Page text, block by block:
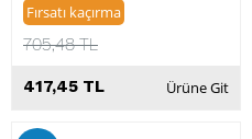
Fırsatı kaçırma
705,48 TL
417,45 TL Ürüne Git